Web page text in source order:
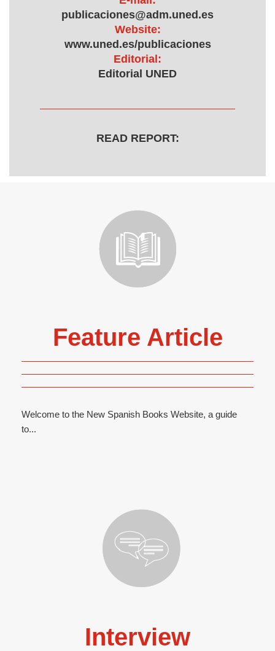
publicaciones@adm.uned.es
Website:
www.uned.es/publicaciones
Editorial:
Editorial UNED
READ REPORT:
Feature Article
Welcome to the New Spanish Books Website, a guide
to...
Interview